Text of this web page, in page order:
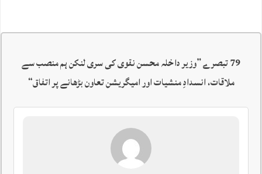
79 تبصرے ”
وزیر داخلہ محسن نقوی کی سری لنکن ہم منصب سے
ملاقات، انسدادِ منشیات اور امیگریشن تعاون بڑھانے پر اتفاق“